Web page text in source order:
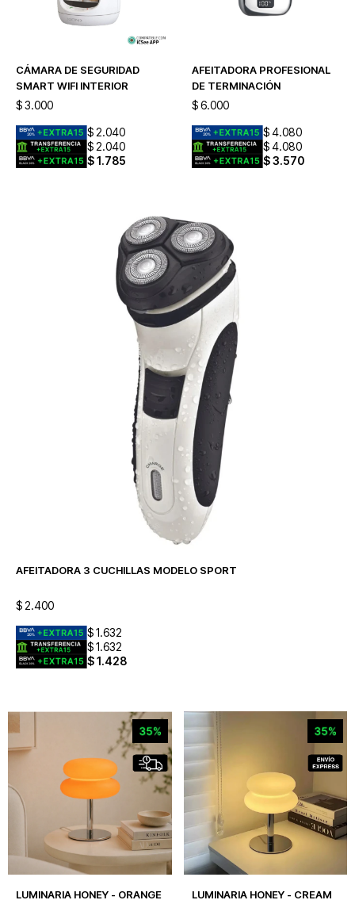
CÁMARA DE SEGURIDAD
SMART WIFI INTERIOR
$3.000
$ 2.040
$ 2.040
$1.785
AFEITADORA PROFESIONAL
DE TERMINACIÓN
$ 6.000
$ 4.080
$ 4.080
$ 3.570
AFEITADORA 3 CUCHILLAS MODELO SPORT
$ 2.400
$1.632
$1.632
$1.428
LUMINARIA HONEY - ORANGE LUMINARIA HONEY - CREAM